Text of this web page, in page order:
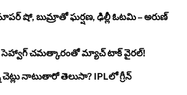
షో, బుమ్రాతో ఘర్షణ, ఢిల్లీ ఓటమి – అరుణ్
సెహ్వాగ్ చమత్కారంతో మ్యాచ్ టాక్ వైరల్!
నాటుతారో తెలుసా? IPLలో గ్రీన్